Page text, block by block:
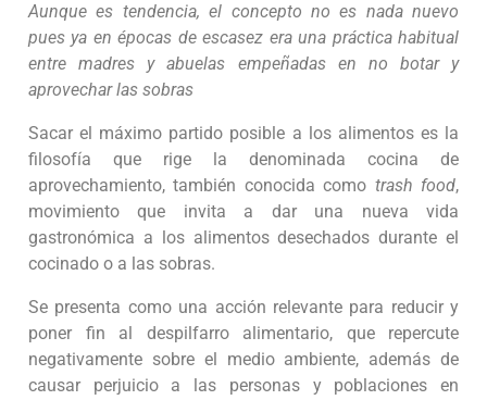
Aunque es tendencia, el concepto no es nada nuevo
pues ya en épocas de escasez era una práctica habitual
entre madres y abuelas empeñadas en no botar y
aprovechar las sobras
Sacar el máximo partido posible a los alimentos es la
filosofía que rige la denominada cocina de
aprovechamiento, también conocida como trash food,
movimiento que invita a dar una nueva vida
gastronómica a los alimentos desechados durante el
cocinado o a las sobras.
Se presenta como una acción relevante para reducir y
poner fin al despilfarro alimentario, que repercute
negativamente sobre el medio ambiente, además de
causar perjuicio a las personas y poblaciones en